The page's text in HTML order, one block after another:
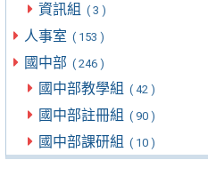
資訊組 ( 3 )
人事室 ( 153 )
國中部 ( 246 )
國中部教學組 ( 42 )
國中部註冊組 ( 90 )
國中部課研組 ( 10 )